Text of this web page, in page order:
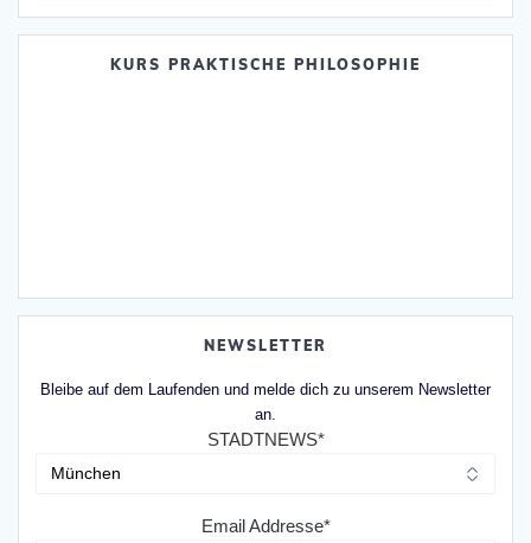
KURS PRAKTISCHE PHILOSOPHIE
NEWSLETTER
Bleibe auf dem Laufenden und melde dich zu unserem Newsletter
an.
STADTNEWS*
Email Addresse*